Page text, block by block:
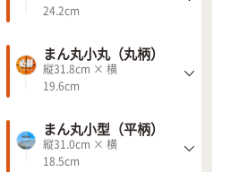
24.2cm
まん丸小丸（丸柄）
縦31.8cm × 横
19.6cm
まん丸小型（平柄）
縦31.0cm × 横
18.5cm